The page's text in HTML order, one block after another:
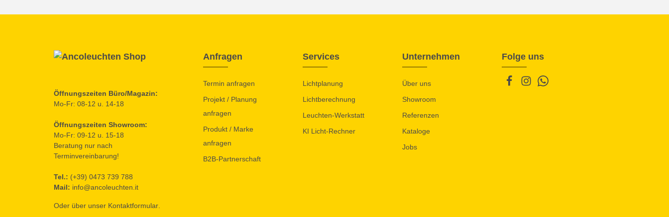
Folge uns
Öffnungszeiten Büro/Magazin:
Mo-Fr: 08-12 u. 14-18
Öffnungszeiten Showroom:
Mo-Fr: 09-12 u. 15-18
Beratung nur nach
Terminvereinbarung!
Tel.: (+39) 0473 739 788
Mail: info@ancoleuchten.it
Oder über unser Kontaktformular
Anfragen
Termin anfragen
Projekt / Planung
anfragen
Produkt / Marke
anfragen
B2B-Partnerschaft
Services
Lichtplanung
Lichtberechnung
Leuchten-Werkstatt
KI Licht-Rechner
Unternehmen
Über uns
Showroom
Referenzen
Kataloge
Jobs